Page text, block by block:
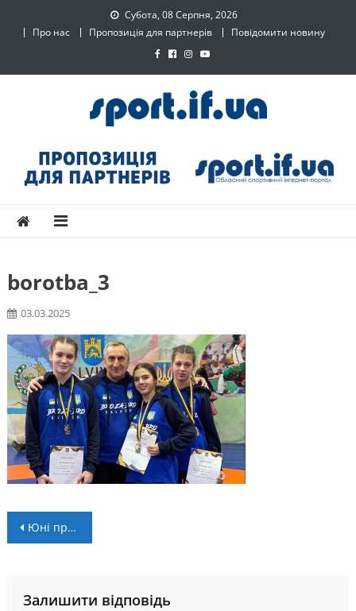
Субота, 08 Серпня, 2026
Про нас
Пропозиція для партнерів Повідомити новину
SPORT.IF.UA – Обласний
спортивний інтернет-
borotba_3
03.03.2025
Навігація
Юні прикарпатські борці здобули 15 медалей на VII літній Гімназіаді України
Залишити відповідь